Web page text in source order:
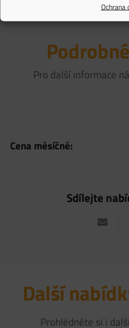
Ochrana
Pro další informace
Cena měsíčně:
Sdílejte
Další
Prohlédněte si i